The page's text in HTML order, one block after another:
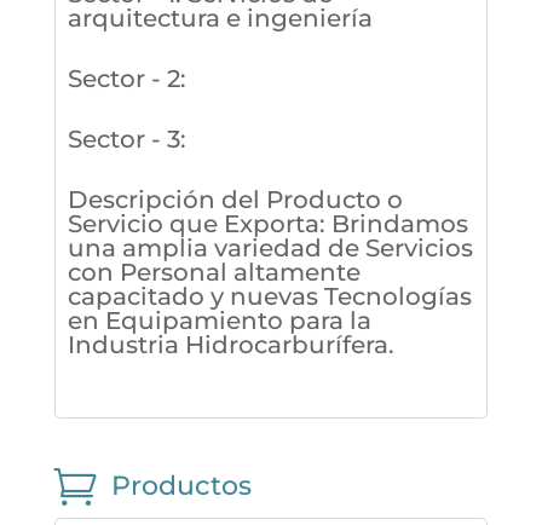
arquitectura e ingeniería
Sector - 2:
Sector - 3:
Descripción del Producto o
Servicio que Exporta: Brindamos
una amplia variedad de Servicios
con Personal altamente
capacitado y nuevas Tecnologías
en Equipamiento para la
Industria Hidrocarburífera.
 Productos